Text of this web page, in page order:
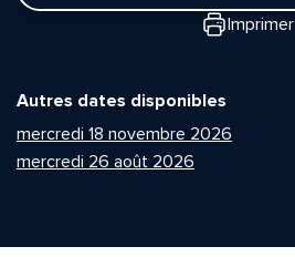
Imprimer
Autres dates disponibles
mercredi 18 novembre 2026
mercredi 26 août 2026